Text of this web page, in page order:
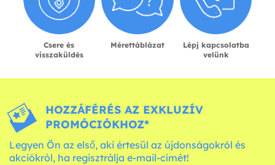
Csere és
visszaküldés
Mérettáblázat
Lépj kapcsolatba
velünk
HOZZÁFÉRÉS AZ EXKLUZÍV
PROMÓCIÓKHOZ*
Legyen Ön az első, aki értesül az újdonságokról és
akciókról, ha regisztrálja e-mail-címét!